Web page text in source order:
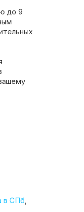
до 9
в СПб,